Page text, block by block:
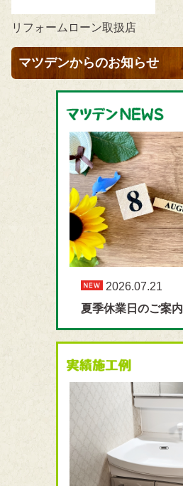
リフォームローン取扱店
マツデンからのお知らせ
2026.07.21
夏季休業日のご案内